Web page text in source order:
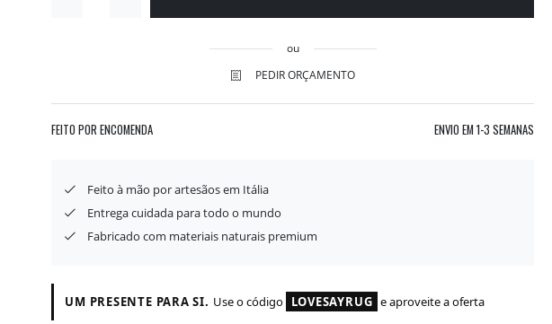
ou
PEDIR ORÇAMENTO
FEITO POR ENCOMENDA ENVIO EM 1-3 SEMANAS
Feito à mão por artesãos em Itália
Entrega cuidada para todo o mundo
Fabricado com materiais naturais premium
UM PRESENTE PARA SI. Use o código LOVESAYRUG e aproveite a oferta